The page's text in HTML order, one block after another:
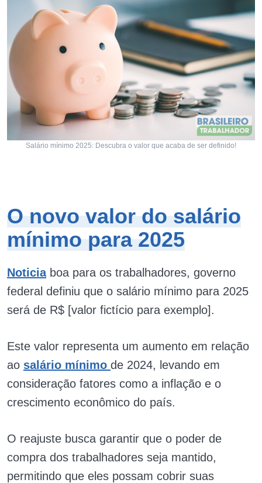
Salário mínimo 2025: Descubra o valor que acaba de ser definido!
O novo valor do salário
mínimo para 2025
Noticiaboa para os trabalhadores, governo
federal definiu que o salário mínimo para 2025
será de R$ [valor fictício para exemplo].
Este valor representa um aumento em relação
ao salário mínimo de 2024, levando em
consideração fatores como a inflação e o
crescimento econômico do país.
O reajuste busca garantir que o poder de
compra dos trabalhadores seja mantido,
permitindo que eles possam cobrir suas